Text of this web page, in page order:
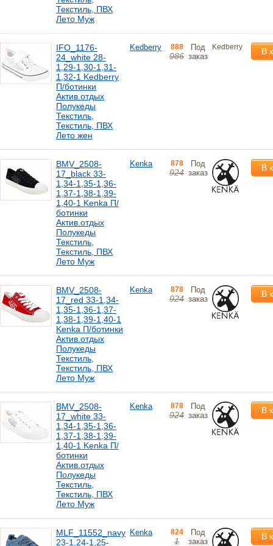
Текстиль, ПВХ
Лето Муж
IFO_1176-
24_white 28-
1,29-1,30-1,31-
1,32-1 Kedberry
П/ботинки
Актив.отдых
Полукеды
Текстиль,
Текстиль, ПВХ
Лето жен
Kedberry 888
986
Под
заказ
Kedberry В
BMV_2508-
17_black 33-
1,34-1,35-1,36-
1,37-1,38-1,39-
1,40-1 Kenka П/
ботинки
Актив.отдых
Полукеды
Текстиль,
Текстиль, ПВХ
Лето Муж
Kenka 878
924
Под
заказ
В
BMV_2508-
17_red 33-1,34-
1,35-1,36-1,37-
1,38-1,39-1,40-1
Kenka П/ботинки
Актив.отдых
Полукеды
Текстиль,
Текстиль, ПВХ
Лето Муж
Kenka 878
924
Под
заказ
В
BMV_2508-
17_white 33-
1,34-1,35-1,36-
1,37-1,38-1,39-
1,40-1 Kenka П/
ботинки
Актив.отдых
Полукеды
Текстиль,
Текстиль, ПВХ
Лето Муж
Kenka 878
924
Под
заказ
В
MLF_11552_navy
23-1,24-1,25-
Kenka 824
1
Под
заказ
В